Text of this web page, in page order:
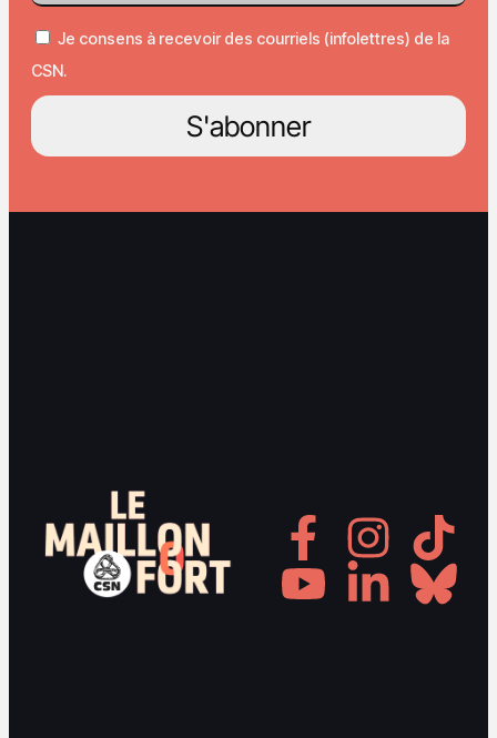
Je consens à recevoir des courriels (infolettres) de la
CSN.
S'abonner